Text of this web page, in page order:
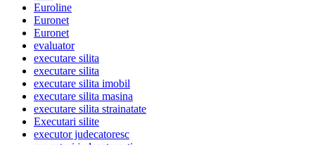
Euroline
Euronet
Euronet
evaluator
executare silita
executare silita
executare silita imobil
executare silita masina
executare silita strainatate
Executari silite
executor judecatoresc